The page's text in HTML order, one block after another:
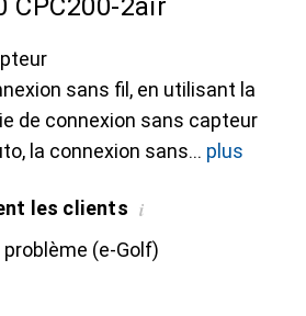
CPC200-2air
sans fil, en utilisant la
de connexion sans capteur
la connexion sans
plus
les clients i
(e-Golf)